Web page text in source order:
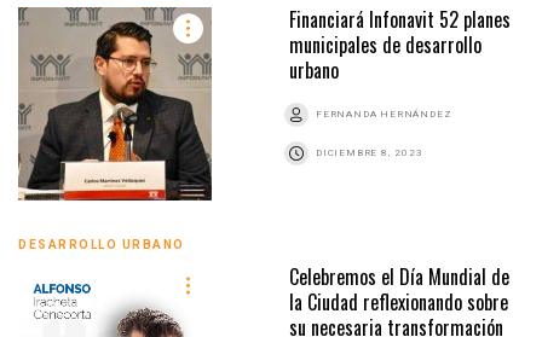
Financiará Infonavit 52 planes
municipales de desarrollo
urbano
FERNANDA HERNÁNDEZ
DICIEMBRE 8, 2023
DESARROLLO URBANO
Celebremos el Día Mundial de
la Ciudad reflexionando sobre
su necesaria transformación